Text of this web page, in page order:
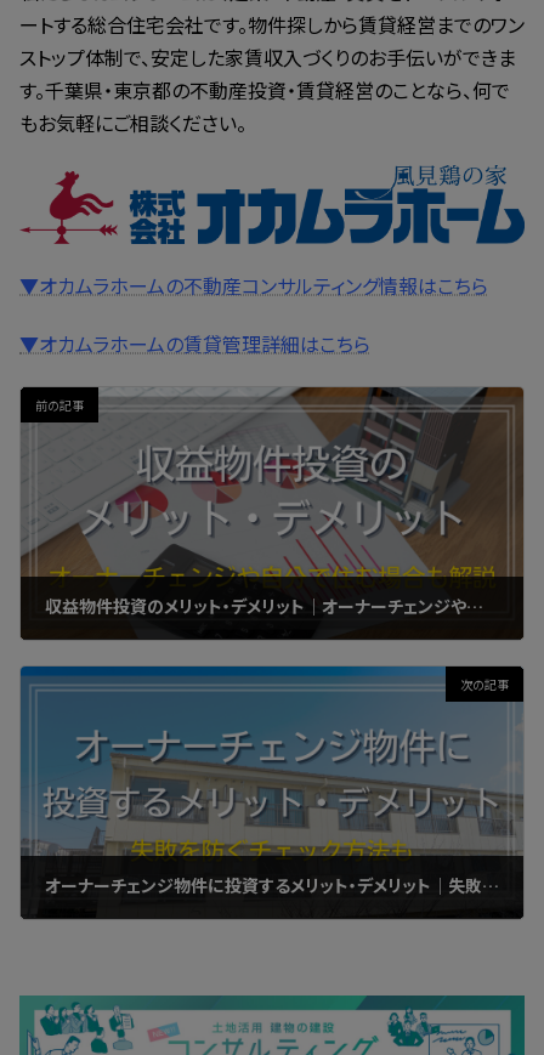
ートする総合住宅会社です。物件探しから賃貸経営までのワン
ストップ体制で、安定した家賃収入づくりのお手伝いができま
す。千葉県・東京都の不動産投資・賃貸経営のことなら、何で
もお気軽にご相談ください。
▼オカムラホームの不動産コンサルティング情報はこちら
▼オカムラホームの賃貸管理詳細はこちら
前の記事
収益物件投資のメリット・デメリット｜オーナーチェンジや自分で住む場合も解説
次の記事
オーナーチェンジ物件に投資するメリット・デメリット｜失敗を防ぐチェック方法も